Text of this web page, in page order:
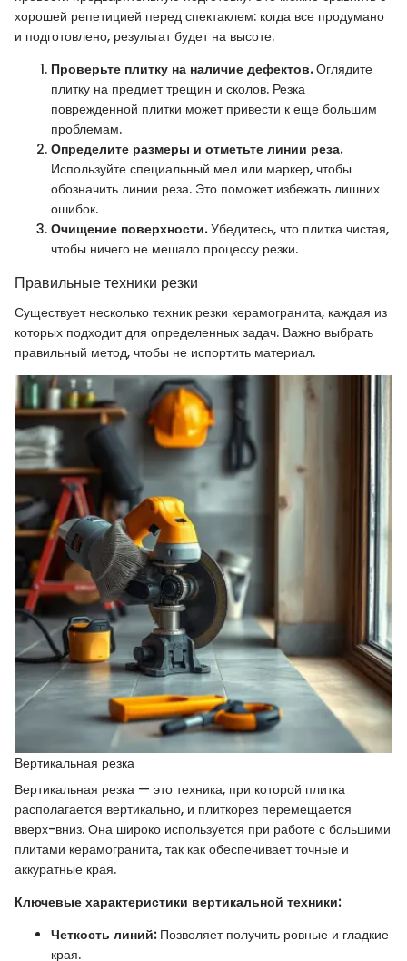
хорошей репетицией перед спектаклем: когда все продумано
и подготовлено, результат будет на высоте.
Проверьте плитку на наличие дефектов.Оглядите
плитку на предмет трещин и сколов. Резка
поврежденной плитки может привести к еще большим
проблемам.
Определите размеры и отметьте линии реза.
Используйте специальный мел или маркер, чтобы
обозначить линии реза. Это поможет избежать лишних
ошибок.
Очищение поверхности.Убедитесь, что плитка чистая,
чтобы ничего не мешало процессу резки.
Правильные техники резки
Существует несколько техник резки керамогранита, каждая из
которых подходит для определенных задач. Важно выбрать
правильный метод, чтобы не испортить материал.
Вертикальная резка
Вертикальная резка — это техника, при которой плитка
располагается вертикально, и плиткорез перемещается
вверх-вниз. Она широко используется при работе с большими
плитами керамогранита, так как обеспечивает точные и
аккуратные края.
Ключевые характеристики вертикальной техники:
Четкость линий:Позволяет получить ровные и гладкие
края.